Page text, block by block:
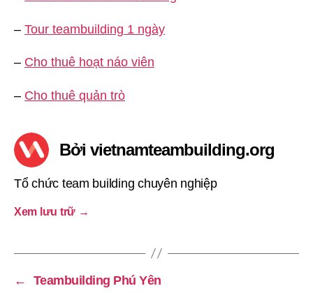
– Tour teambuilding 1 ngày
– Cho thuê hoạt náo viên
– Cho thuê quản trò
Bởi vietnamteambuilding.org
Tổ chức team building chuyên nghiệp
Xem lưu trữ →
←
Teambuilding Phú Yên